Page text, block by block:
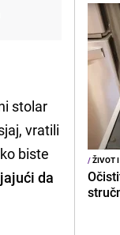
stolar
vratili
biste
da
/ŽIVOT